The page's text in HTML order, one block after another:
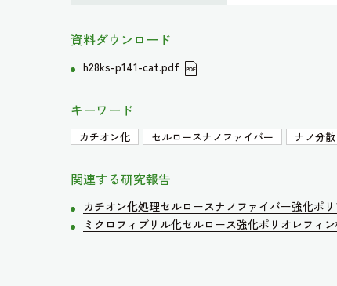
資料ダウンロード
h28ks-p141-cat.pdf
キーワード
カチオン化 セルロースナノファイバー ナノ分散
関連する研究報告
カチオン化処理セルロースナノファイバー強化ポ
ミクロフィブリル化セルロース強化ポリオレフィ